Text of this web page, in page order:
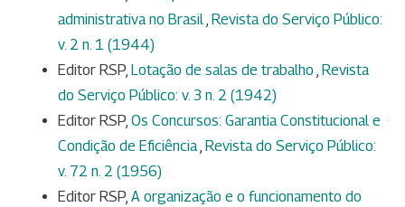
administrativa no Brasil, Revista do Serviço Público:
v. 2 n. 1 (1944)
Editor RSP, Lotação de salas de trabalho , Revista
do Serviço Público: v. 3 n. 2 (1942)
Editor RSP, Os Concursos: Garantia Constitucional e
Condição de Eficiência, Revista do Serviço Público:
v. 72 n. 2 (1956)
Editor RSP, A organização e o funcionamento do